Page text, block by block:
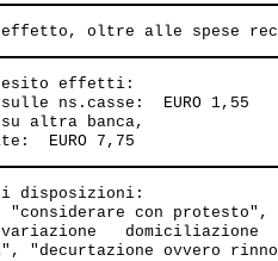
esito effetti:
ns.casse:  EURO 1,55
altra banca,
disposizioni:
"considerare con protesto",
domiciliazione
"decurtazione ovvero